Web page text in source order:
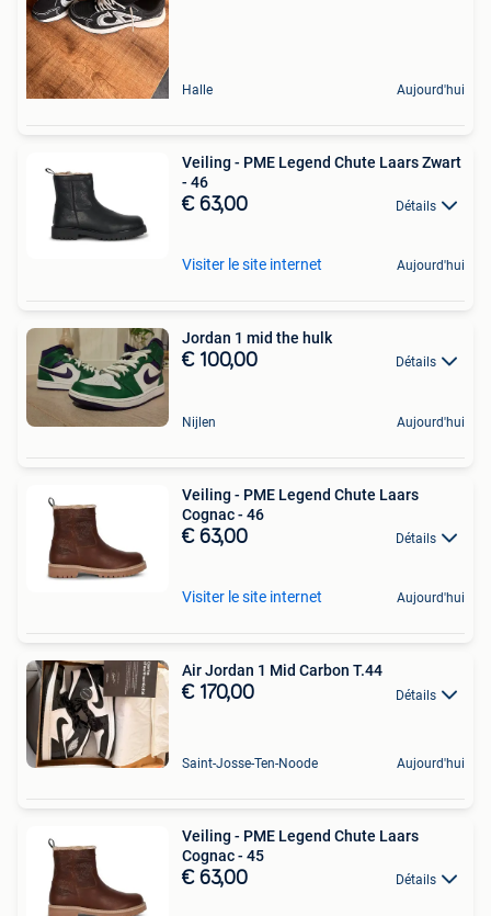
Halle Aujourd'hui
Veiling - PME Legend Chute Laars Zwart
- 46
€ 63,00 Détails
Visiter le site internet Aujourd'hui
Jordan 1 mid the hulk
€ 100,00 Détails
Nijlen Aujourd'hui
Veiling - PME Legend Chute Laars
Cognac - 46
€ 63,00 Détails
Visiter le site internet Aujourd'hui
Air Jordan 1 Mid Carbon T.44
€ 170,00 Détails
Saint-Josse-Ten-Noode Aujourd'hui
Veiling - PME Legend Chute Laars
Cognac - 45
€ 63,00 Détails